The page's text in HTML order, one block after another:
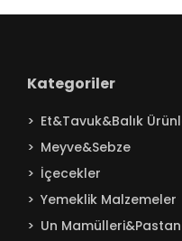
Kategoriler
Et&Tavuk&Balık
Meyve&Sebze
İçecekler
Yemeklik Malzemeler
Un